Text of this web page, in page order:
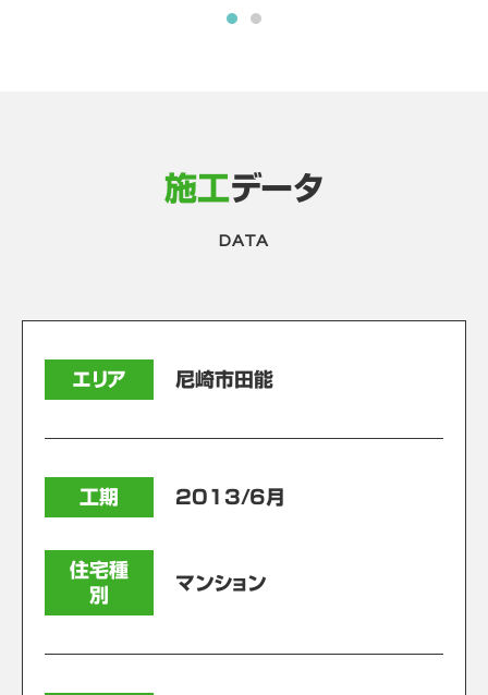
施工データ
DATA
エリア 尼崎市田能
工期 2013/6月
住宅種
別
マンション